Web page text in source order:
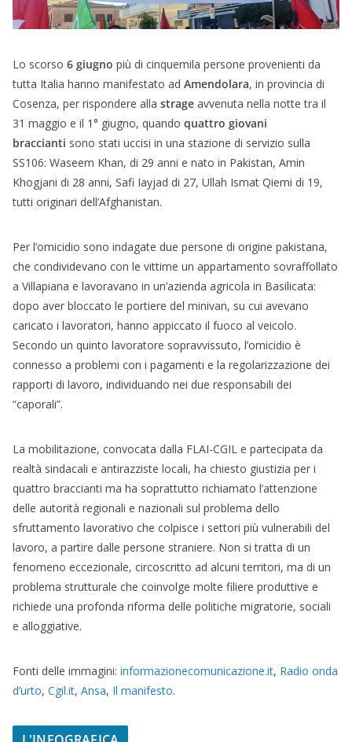
Lo scorso 6 giugno più di cinquemila persone provenienti da
tutta Italia hanno manifestato ad Amendolara, in provincia di
Cosenza, per rispondere alla strage avvenuta nella notte tra il
31 maggio e il 1° giugno, quando quattro giovani
braccianti sono stati uccisi in una stazione di servizio sulla
SS106: Waseem Khan, di 29 anni e nato in Pakistan, Amin
Khogjani di 28 anni, Safi Iayjad di 27, Ullah Ismat Qiemi di 19,
tutti originari dell’Afghanistan.
Per l’omicidio sono indagate due persone di origine pakistana,
che condividevano con le vittime un appartamento sovraffollato
a Villapiana e lavoravano in un’azienda agricola in Basilicata:
dopo aver bloccato le portiere del minivan, su cui avevano
caricato i lavoratori, hanno appiccato il fuoco al veicolo.
Secondo un quinto lavoratore sopravvissuto, l’omicidio è
connesso a problemi con i pagamenti e la regolarizzazione dei
rapporti di lavoro, individuando nei due responsabili dei
“caporali”.
La mobilitazione, convocata dalla FLAI-CGIL e partecipata da
realtà sindacali e antirazziste locali, ha chiesto giustizia per i
quattro braccianti ma ha soprattutto richiamato l’attenzione
delle autorità regionali e nazionali sul problema dello
sfruttamento lavorativo che colpisce i settori più vulnerabili del
lavoro, a partire dalle persone straniere. Non si tratta di un
fenomeno eccezionale, circoscritto ad alcuni territori, ma di un
problema strutturale che coinvolge molte filiere produttive e
richiede una profonda riforma delle politiche migratorie, sociali
e alloggiative.
Fonti delle immagini: informazionecomunicazione.it, Radio onda
d’urto, Cgil.it, Ansa, Il manifesto.